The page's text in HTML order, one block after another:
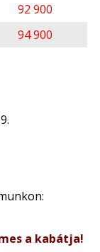
92 900
94 900
a kabátja!